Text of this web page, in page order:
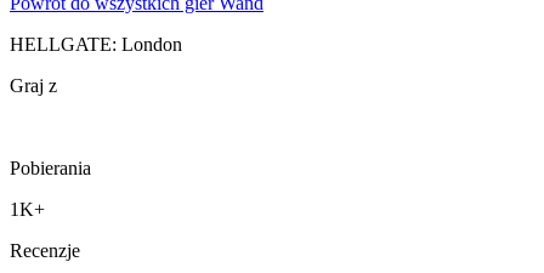
HELLGATE: London
Graj z
Pobierania
1K+
Recenzje